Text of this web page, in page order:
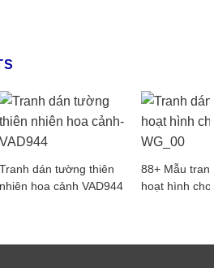
Tranh dán tường thiên
nhiên hoa cảnh VAD944
88+ Mẫu
hoạt hình cho